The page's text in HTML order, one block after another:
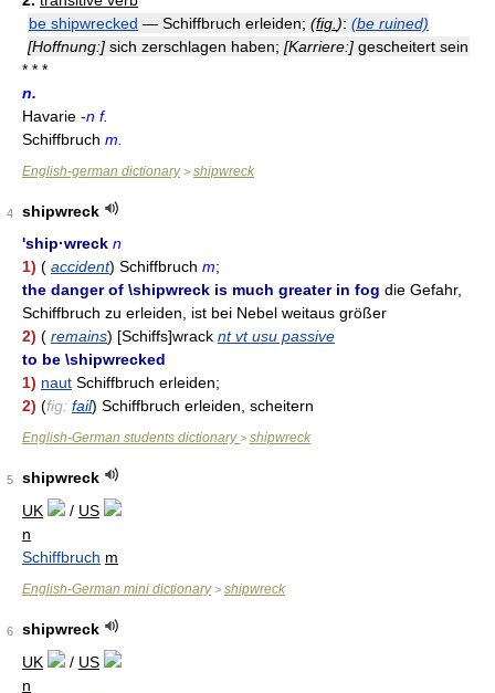
be shipwrecked — Schiffbruch erleiden; (fig. ): (be ruined)
[Hoffnung:] sich zerschlagen haben; [Karriere:] gescheitert sein
* * *
n.
Havarie -n f.
Schiffbruch m.
English-german dictionary> shipwreck
4
shipwreck
'ship·wreck n
1) ( accident) Schiffbruch m;
the danger of \shipwreck is much greater in fog die Gefahr,
Schiffbruch zu erleiden, ist bei Nebel weitaus größer
2) ( remains) [Schiffs]wrack nt vt usu passive
to be \shipwrecked
1) naut Schiffbruch erleiden;
2) (fig: fail) Schiffbruch erleiden, scheitern
English-German students dictionary> shipwreck
5
shipwreck
UK
/ US
n
Schiffbruch m
English-German mini dictionary> shipwreck
6
shipwreck
UK
/ US
n